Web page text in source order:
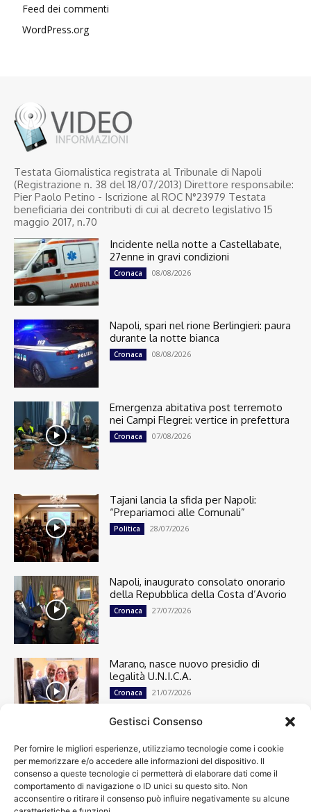
Gestisci Consenso
Per fornire le migliori esperienze, utilizziamo tecnologie come i cookie
per memorizzare e/o accedere alle informazioni del dispositivo. Il
consenso a queste tecnologie ci permetterà di elaborare dati come il
comportamento di navigazione o ID unici su questo sito. Non
acconsentire o ritirare il consenso può influire negativamente su alcune
Feed dei commenti
WordPress.org
Testata Giornalistica registrata al Tribunale di Napoli
(Registrazione n. 38 del 18/07/2013) Direttore responsabile:
Pier Paolo Petino - Iscrizione al ROC N°23979 Testata
beneficiaria dei contributi di cui al decreto legislativo 15
maggio 2017, n.70
Incidente nella notte a Castellabate,
27enne in gravi condizioni
Cronaca 08/08/2026
Napoli, spari nel rione Berlingieri: paura
durante la notte bianca
Cronaca 08/08/2026
Emergenza abitativa post terremoto
nei Campi Flegrei: vertice in prefettura
Cronaca 07/08/2026
Tajani lancia la sfida per Napoli:
“Prepariamoci alle Comunali”
Politica 28/07/2026
Napoli, inaugurato consolato onorario
della Repubblica della Costa d’Avorio
Cronaca 27/07/2026
Marano, nasce nuovo presidio di
legalità U.N.I.C.A.
Cronaca 21/07/2026
Cronaca
13501
Attualità
7305
top
News
4209